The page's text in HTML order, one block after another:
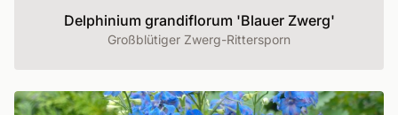
Delphinium grandiflorum 'Blauer Zwerg'
Großblütiger Zwerg-Rittersporn